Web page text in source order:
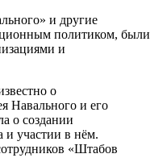
и другие
политиком, были
и
о
Навального и его
о создании
и участии в нём.
«Штабов